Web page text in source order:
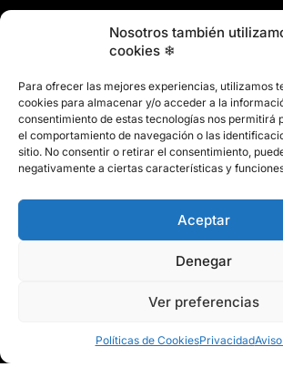
Nosotros también
cookies ❄
Para ofrecer las mejores experiencias, utilizamos
cookies para almacenar y/o acceder a la
consentimiento de estas tecnologías nos permitirá
el comportamiento de navegación o las
sitio. No consentir o retirar el consentimiento,
negativamente a ciertas características y
Aceptar
Denegar
Ver preferencias
Políticas de CookiesPrivacidad
marin@marinclimatizacion.com
el Trabajo
Aviso Legal
Privacidad
Políticas de Cookies